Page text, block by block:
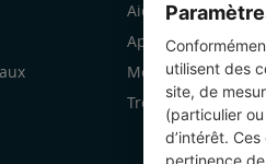
utilisent des
site, de
(particulier
d’intérêt.
pertinence
Aide
Application Mobile
Mon espace
Trouver des